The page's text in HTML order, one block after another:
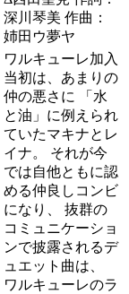
深川琴美 作曲：
姉田ウ夢ヤ
ワルキューレ加入
当初は、あまりの
仲の悪さに 「水
と油」に例えられ
ていたマキナとレ
イナ。 それが今
では自他ともに認
める仲良しコンビ
になり、 抜群の
コミュニケーショ
ンで披露されるデ
ュエット曲は、
ワルキューレのラ